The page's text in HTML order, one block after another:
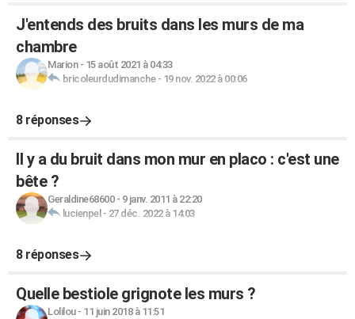
J'entends des bruits dans les murs de ma
chambre
Marion- 15 août 2021 à 04:33
bricoleurdudimanche- 19 nov. 2022 à 00:06
8 réponses
Il y a du bruit dans mon mur en placo : c'est une
bête ?
Geraldine68600- 9 janv. 2011 à 22:20
lucienpel - 27 déc. 2022 à 14:03
8 réponses
Quelle bestiole grignote les murs ?
Lolilou- 11 juin 2018 à 11:51